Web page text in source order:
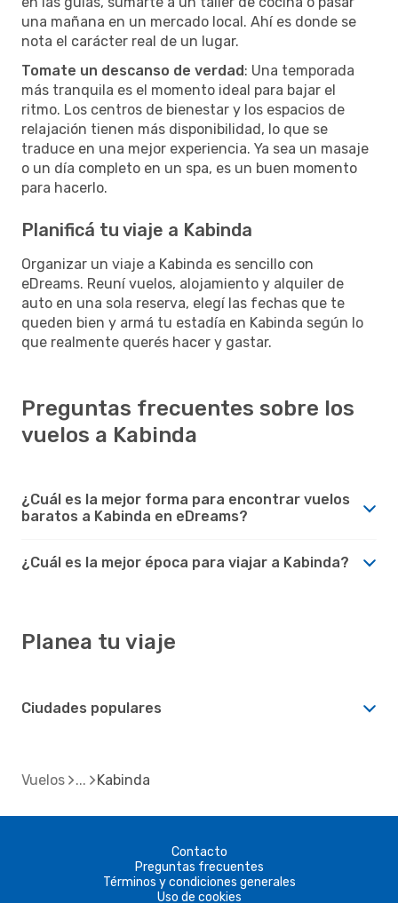
una mañana en un mercado local. Ahí es donde se
nota el carácter real de un lugar.
Tomate un descanso de verdad: Una temporada
más tranquila es el momento ideal para bajar el
ritmo. Los centros de bienestar y los espacios de
relajación tienen más disponibilidad, lo que se
traduce en una mejor experiencia. Ya sea un masaje
o un día completo en un spa, es un buen momento
para hacerlo.
Planificá tu viaje a Kabinda
Organizar un viaje a Kabinda es sencillo con
eDreams. Reuní vuelos, alojamiento y alquiler de
auto en una sola reserva, elegí las fechas que te
queden bien y armá tu estadía en Kabinda según lo
que realmente querés hacer y gastar.
Preguntas frecuentes sobre los
vuelos a Kabinda
¿Cuál es la mejor forma para encontrar vuelos
baratos a Kabinda en eDreams?
¿Cuál es la mejor época para viajar a Kabinda?
Planea tu viaje
Ciudades populares
Vuelos Kabinda
Contacto
Preguntas frecuentes
Términos y condiciones generales
Uso de cookies